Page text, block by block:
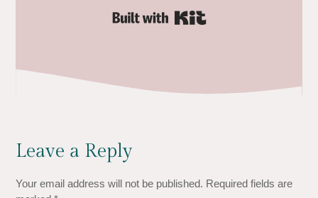
Leave a Reply
Your email address will not be published. Required fields are